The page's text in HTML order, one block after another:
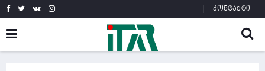
კონტაქტი